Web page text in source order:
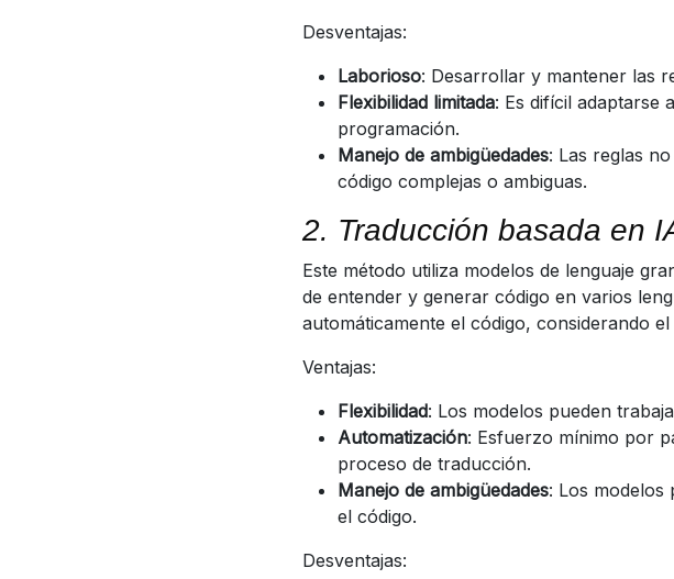
Desventajas:
Laborioso: Desarrollar y mantener las
Flexibilidad limitada: Es difícil adaptarse
programación.
Manejo de ambigüedades: Las reglas
código complejas o ambiguas.
2. Traducción basada en
Este método utiliza modelos de lenguaje
de entender y generar código en varios
automáticamente el código, considerando
Ventajas:
Flexibilidad: Los modelos pueden
Automatización: Esfuerzo mínimo por
proceso de traducción.
Manejo de ambigüedades: Los modelos
el código.
Desventajas: